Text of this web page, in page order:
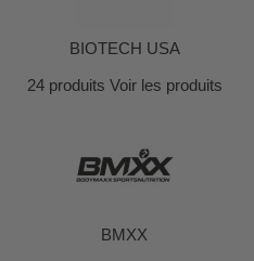
BIOTECH USA
24 produits Voir les produits
BMXX